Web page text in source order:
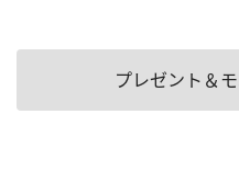
プレゼント＆